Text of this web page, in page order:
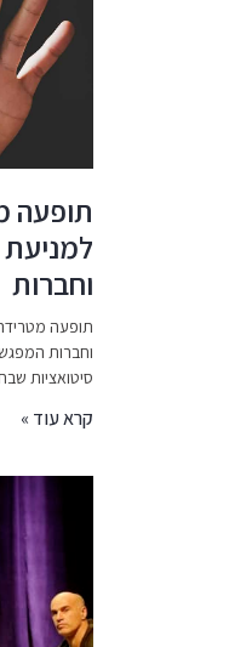
תופעה
למניעת
וחברות
תופעה
וחברות המפגש
סיטואציות
קרא עוד »